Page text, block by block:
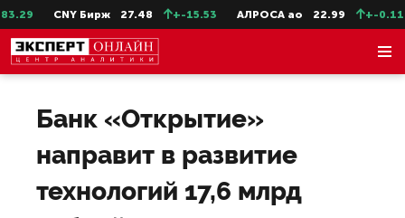
CNY Бирж 27.48 +-15.53 АЛРОСА ао 22.99 +-0.11
Банк «Открытие»
направит в развитие
технологий 17,6 млрд